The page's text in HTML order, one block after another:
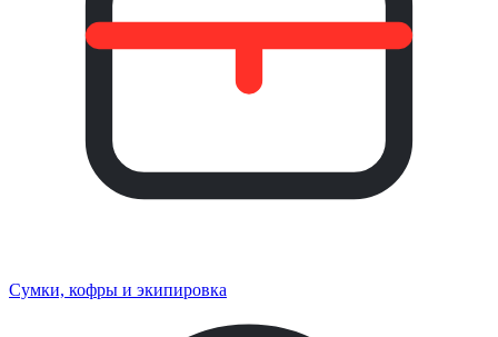
Сумки, кофры и экипировка